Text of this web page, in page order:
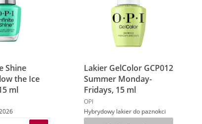
Shine
the Ice
ml
Lakier GelColor GCP012
Summer Monday-
Fridays, 15 ml
OPI
Hybrydowy lakier do paznokci